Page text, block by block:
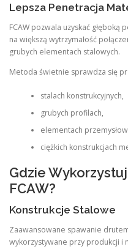
Lepsza Penetracja
FCAW pozwala uzyskać głęboką
na większą wytrzymałość
grubych elementach stalowych.
Metoda świetnie sprawdza się
stalach konstrukcyjnych,
grubych profilach,
elementach
ciężkich konstrukcjach
Gdzie
FCAW?
Konstrukcje Stalowe
Zaawansowane spawanie
wykorzystywane przy produkcji i